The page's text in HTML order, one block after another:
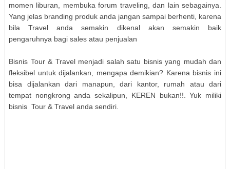
momen liburan, membuka forum traveling, dan lain sebagainya.
Yang jelas branding produk anda jangan sampai berhenti, karena
bila Travel anda semakin dikenal akan semakin baik
pengaruhnya bagi sales atau penjualan
Bisnis Tour & Travel menjadi salah satu bisnis yang mudah dan
fleksibel untuk dijalankan, mengapa demikian? Karena bisnis ini
bisa dijalankan dari manapun, dari kantor, rumah atau dari
tempat nongkrong anda sekalipun, KEREN bukan!!. Yuk miliki
bisnis Tour & Travel anda sendiri.